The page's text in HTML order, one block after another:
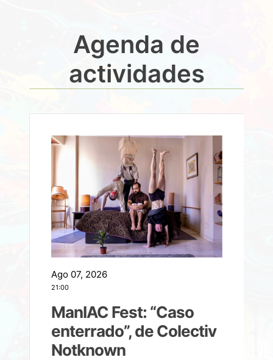
Agenda de
actividades
Ago 07, 2026
21:00
ManIAC Fest: “Caso
enterrado”, de Colectiv
Notknown